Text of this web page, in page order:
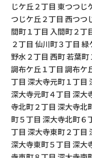
じケ丘２丁目 東つつじ
つじケ丘２丁目 西つつ
間町１丁目 入間町２丁
２丁目 仙川町３丁目
野水２丁目 西町 若葉
調布ケ丘１丁目 調布ケ
丁目 深大寺元町１丁目
深大寺元町４丁目 深大
寺北町２丁目 深大寺北
町５丁目 深大寺北町６
丁目 深大寺東町２丁目
深大寺東町５丁目 深大